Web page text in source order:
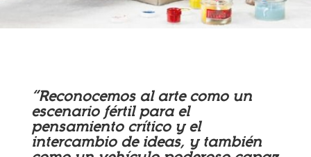
“Reconocemos al arte como un
escenario fértil para el
pensamiento crítico y el
intercambio de ideas, y también